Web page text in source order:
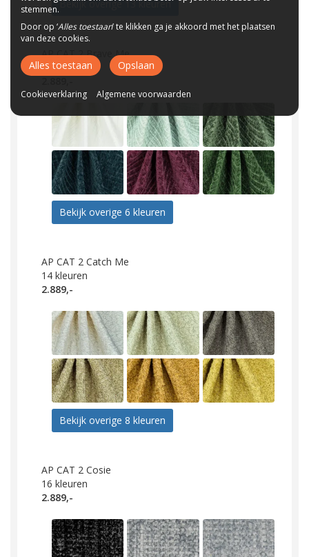
Bekijk overige 13 kleuren
AP CAT 2 Brave Me
12 kleuren
Bekijk overige 6 kleuren
AP CAT 2 Catch Me
14 kleuren
2.889,-
Bekijk overige 8 kleuren
AP CAT 2 Cosie
16 kleuren
2.889,-
stemmen.
Door op ‘Alles toestaan’ te klikken ga je akkoord met het plaatsen
van deze cookies.
Alles toestaan Opslaan
Cookieverklaring Algemene voorwaarden